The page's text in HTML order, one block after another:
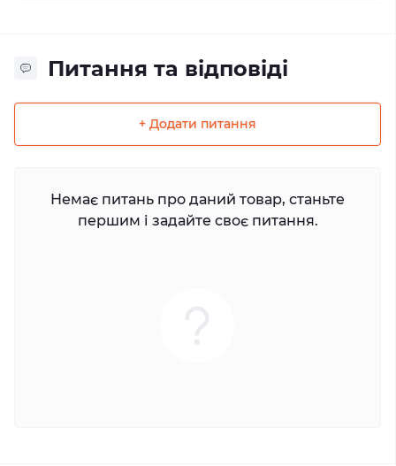
Питання та відповіді
+ Додати питання
Немає питань про даний товар, станьте
першим і задайте своє питання.